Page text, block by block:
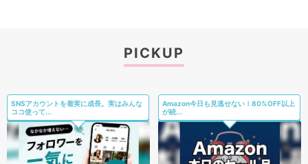
PICKUP
SNSアカウントを着実に成長。実はみんな
ココ使って...
Amazon今日も見逃せない！80%OFF以上
が続...